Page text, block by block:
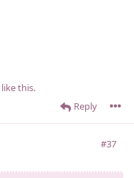
Reply
like this.
#37